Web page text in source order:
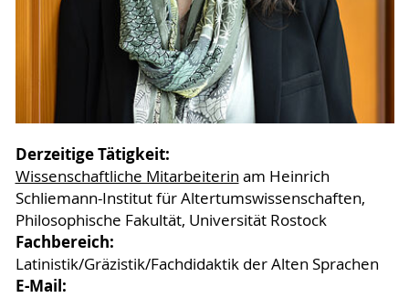
Derzeitige Tätigkeit:
Wissenschaftliche Mitarbeiterin am Heinrich
Schliemann-Institut für Altertumswissenschaften,
Philosophische Fakultät, Universität Rostock
Fachbereich:
Latinistik/Gräzistik/Fachdidaktik der Alten Sprachen
E-Mail: